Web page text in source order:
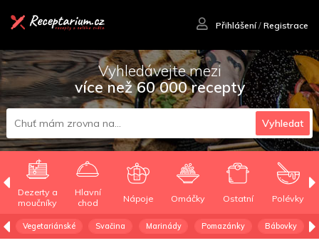
Přihlášení/ Registrace
Vyhledávejte mezi
více než 60 000 recepty
Vyhledat
Dezerty a
moučníky
Hlavní
chod
Nápoje Omáčky Ostatní Polévky
Vegetariánské Svačina Marinády Pomazánky Bábovky